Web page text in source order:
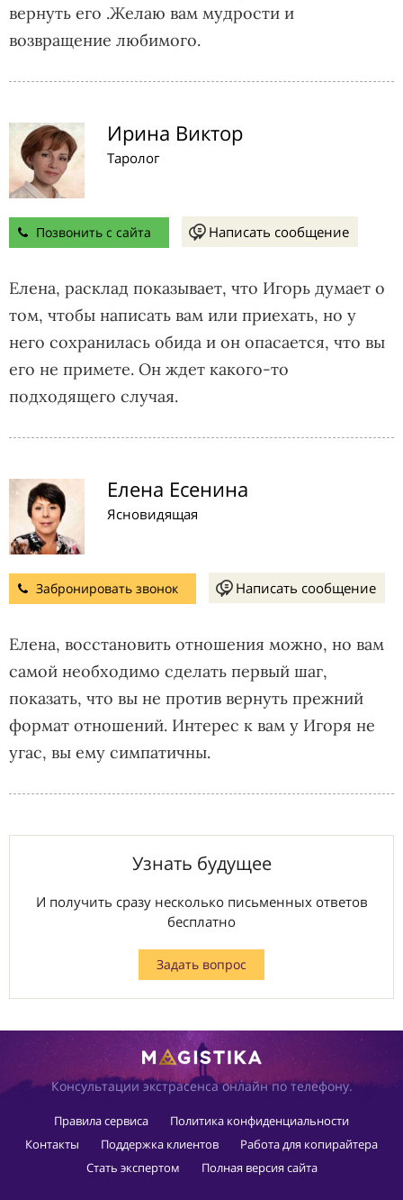
вернуть его .Желаю вам мудрости и
возвращение любимого.
Ирина Виктор
Таролог
Позвонить с сайта Написать сообщение
Елена, расклад показывает, что Игорь думает о
том, чтобы написать вам или приехать, но у
него сохранилась обида и он опасается, что вы
его не примете. Он ждет какого-то
подходящего случая.
Елена Есенина
Ясновидящая
Забронировать звонок Написать сообщение
Елена, восстановить отношения можно, но вам
самой необходимо сделать первый шаг,
показать, что вы не против вернуть прежний
формат отношений. Интерес к вам у Игоря не
угас, вы ему симпатичны.
Узнать будущее
И получить сразу несколько письменных ответов
бесплатно
Задать вопрос
Консультации экстрасенса онлайн по телефону.
Правила сервиса
Политика конфиденциальности
Контакты
Поддержка клиентов
Работа для копирайтера
Стать экспертом
Полная версия сайта